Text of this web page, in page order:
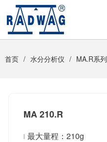
首页 水分分析仪 MA.R系列
MA 210.R
最大量程：210g